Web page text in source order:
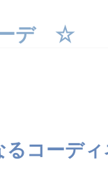
デ ☆
るコーデ